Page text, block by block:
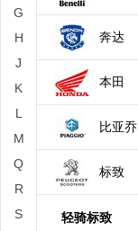
G
H
J
K
L
M
Q
R
S
奔达
本田
比亚乔
标致
轻骑标致